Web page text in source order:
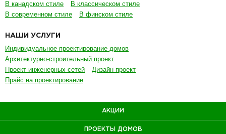
В канадском стиле
В классическом стиле
В современном стиле
В финском стиле
НАШИ УСЛУГИ
Индивидуальное проектирование домов
Архитектурно-строительный проект
Проект инженерных сетей
Дизайн проект
Прайс на проектирование
АКЦИИ
ПРОЕКТЫ ДОМОВ